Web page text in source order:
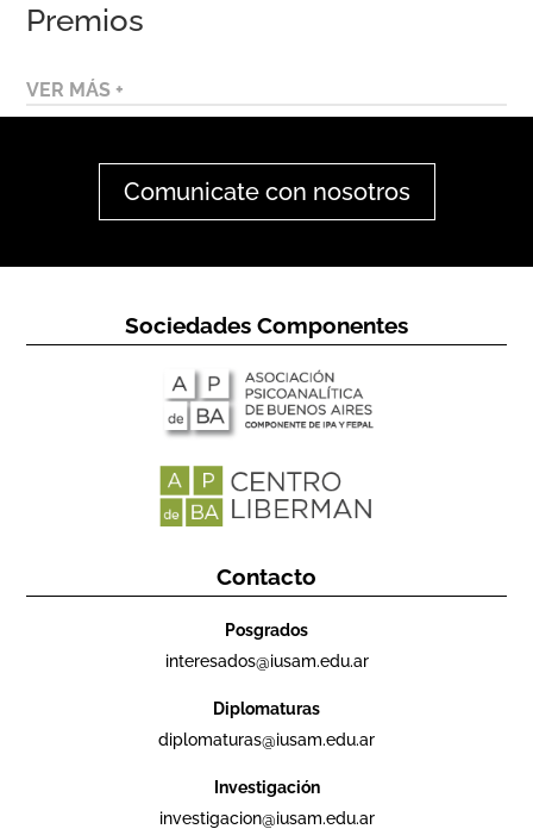
Premios
VER MÁS +
Comunicate con nosotros
Sociedades Componentes
Contacto
Posgrados
interesados@iusam.edu.ar
Diplomaturas
diplomaturas@iusam.edu.ar
Investigación
investigacion@iusam.edu.ar